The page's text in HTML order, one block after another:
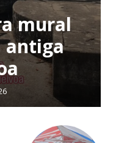
mural
antiga